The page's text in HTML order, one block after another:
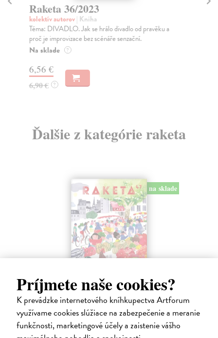
Príjmete naše cookies?
K prevádzke internetového kníhkupectva Artforum
využívame cookies slúžiace na zabezpečenie a meranie
funkčnosti, marketingové účely a zaistenie vášho
Raketa 36/2023
kolektív autorov| Kniha
Téma: DIVADLO. Jak se hrálo divadlo od pravěku a
proč je improvizace bez scénáře senzační.
Na sklade ?
6,56 €
6,90 € ?
Ďalšie z kategórie raketa
na sklade
Raketa 47/2026
kolektív autorov
Téma: Francie. Kam se ve Francii vydat a co dobrého ochutnat.
Na sklade
6,56 €